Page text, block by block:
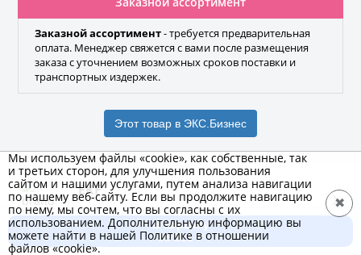
Заказной ассортимент- требуется предварительная
оплата. Менеджер свяжется с вами после размещения
заказа с уточнением возможных сроков поставки и
транспортных издержек.
Этот товар в ЭКС.Бизнес
EKF
Бренд
В корзину
38 201 ₽
Мы используем файлы «cookie», как собственные, так
и третьих сторон, для улучшения пользования
сайтом и нашими услугами, путем анализа навигации
по нашему веб-сайту. Если вы продолжите навигацию
по нему, мы сочтем, что вы согласны с их
использованием. Дополнительную информацию вы
можете найти в нашей Политике в отношении
файлов «cookie».
✖